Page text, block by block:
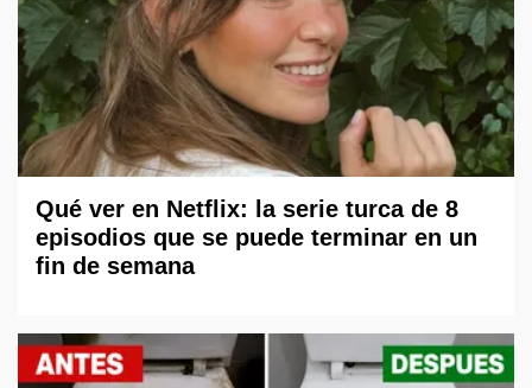
Qué ver en Netflix: la serie turca de 8
episodios que se puede terminar en un
fin de semana